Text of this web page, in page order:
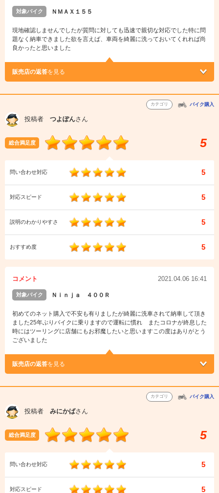
対象バイク ＮＭＡＸ１５５
現地確認しませんでしたが質問に対しても迅速で親切な対応でした特に問
題なく納車できました欲を言えば、車両を綺麗に洗っておいてくれれば尚
良かったと思いました
販売店の返答を見る
カテゴリ バイク購入
投稿者 つよぽんさん
総合満足度 5
問い合わせ対応 5
対応スピード 5
説明のわかりやすさ 5
おすすめ度 5
コメント 2021.04.06 16:41
対象バイク Ｎｉｎｊａ ４００Ｒ
初めてのネット購入で不安も有りましたが綺麗に洗車されて納車して頂き
ました25年ぶりバイクに乗りますので運転に慣れ またコロナが終息した
時にはツーリングに店舗にもお邪魔したいと思いますこの度はありがとう
ございました
販売店の返答を見る
カテゴリ バイク購入
投稿者 みにかばさん
総合満足度 5
問い合わせ対応 5
対応スピード 5